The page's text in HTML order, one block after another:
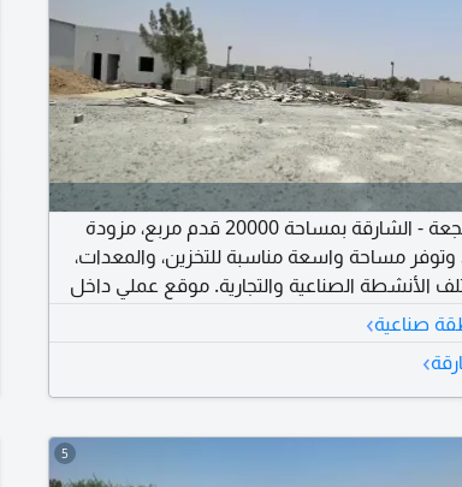
حوطة للإيجار في الصجعة - الشارقة بمساحة 20000 قدم مربع، مزودة
وات، وتوفر مساحة واسعة مناسبة للتخزين، والمعدات،
الأنشطة الصناعية والتجارية. موقع عملي داخل
سهولة حركة ودخول الشاحنات. الإيجار السنوي
صناعية›
›
5